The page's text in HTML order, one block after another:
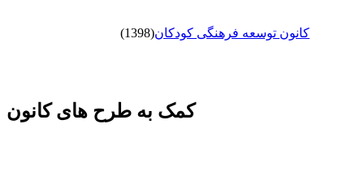
کانون توسعه فرهنگی کودکان(1398)
کمک به طرح های کانون